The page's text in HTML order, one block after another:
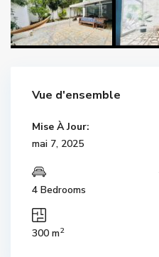
Vue d'ensemble
Mise À Jour:
mai 7, 2025
4 Bedrooms
300 m2